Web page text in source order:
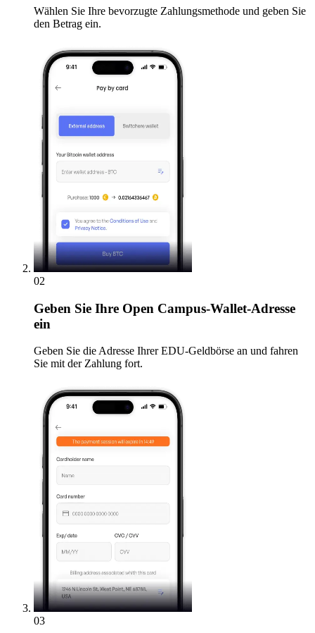
Wählen Sie Ihre bevorzugte Zahlungsmethode und geben Sie
den Betrag ein.
02
Geben Sie Ihre Open Campus-Wallet-Adresse
ein
Geben Sie die Adresse Ihrer EDU-Geldbörse an und fahren
Sie mit der Zahlung fort.
03